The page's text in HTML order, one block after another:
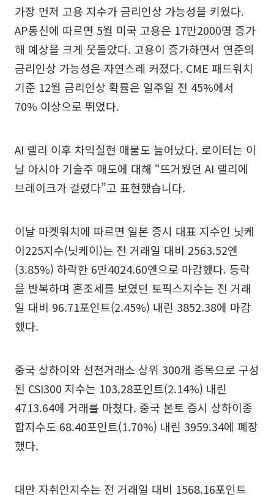
가장 먼저 고용 지수가 금리인상 가능성을 키웠다.
AP통신에 따르면 5월 미국 고용은 17만2000명 증가
해 예상을 크게 웃돌았다. 고용이 증가하면서 연준의
금리인상 가능성은 자연스레 커졌다. CME 패드워치
기준 12월 금리인상 확률은 일주일 전 45%에서
70% 이상으로 뛰었다.
AI 랠리 이후 차익실현 매물도 늘어났다. 로이터는 이
날 아시아 기술주 매도에 대해 “뜨거웠던 AI 랠리에
브레이크가 걸렸다”고 표현했습니다.
이날 마켓워치에 따르면 일본 증시 대표 지수인 닛케
이225지수(닛케이)는 전 거래일 대비 2563.52엔
(3.85%) 하락한 6만4024.60엔으로 마감했다. 등락
을 반복하며 혼조세를 보였던 토픽스지수는 전 거래
일 대비 96.71포인트(2.45%) 내린 3852.38에 마감
했다.
중국 상하이와 선전거래소 상위 300개 종목으로 구성
된 CSI300 지수는 103.28포인트(2.14%) 내린
4713.64에 거래를 마쳤다. 중국 본토 증시 상하이종
합지수도 68.40포인트(1.70%) 내린 3959.34에 폐장
했다.
대만 자취안지수는 전 거래일 대비 1568.16포인트